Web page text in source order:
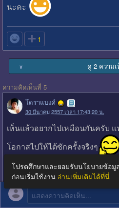
นะคะ
 1
∨ ดู 2 ความ
ความคิดเห็นที่ 5
โดราแบงค์
30 มีนาคม 2557 เวลา 17:43:20 น.
เห็นแล้วอยากไปเหมือนกันครับ
โอกาสไปให้ได้ซักครั้งจริงๆ
0
ความคิดเห็นที่ 6
แสดงความคิดเห็น...
โปรดศึกษาและยอมรับนโยบายข้อ
ก่อนเริ่มใช้งาน อ่านเพิ่มเติมได้ที่นี่